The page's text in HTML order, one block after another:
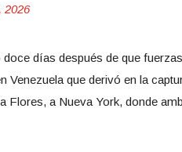
2026
días después de que
Venezuela que derivó en la
Flores, a Nueva York, donde